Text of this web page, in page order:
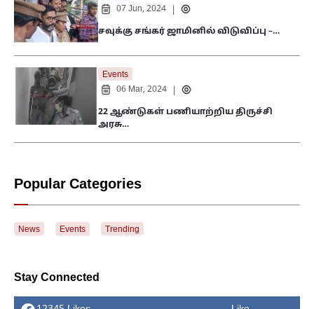
07 Jun, 2024
சவுக்கு சங்கர் ஜாமினில் விடுவிப்பு –…
Events
06 Mar, 2024
22 ஆண்டுகள் பணியாற்றிய திருச்சி
அரசு…
Popular Categories
News Events Trending
Stay Connected